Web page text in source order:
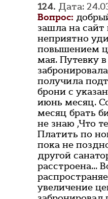
124. Дата:
Вопрос:
зашла на сайт
неприятно
повышением
мая. Путевку
получила
брони с
июнь месяц.
месяц брать
не знаю ,Что
Платить по
пока не
другой
расстроена...
увеличение